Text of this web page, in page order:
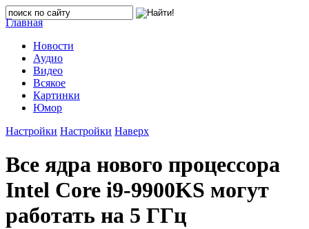
Главная
Новости
Аудио
Видео
Всякое
Картинки
Юмор
Настройки Настройки Наверх
Все ядра нового процессора
Intel Core i9-9900KS могут
работать на 5 ГГц